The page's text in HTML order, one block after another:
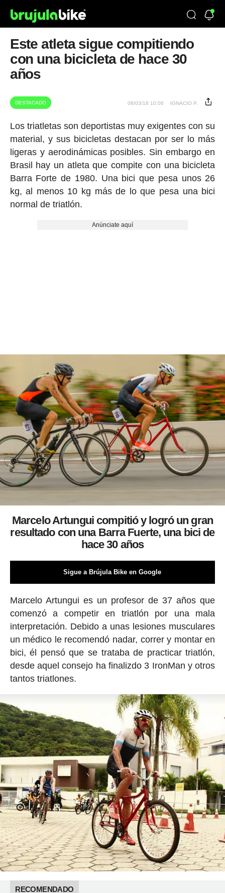
Este atleta sigue compitiendo
con una bicicleta de hace 30
años
DESTACADO 08/03/18 10:06 IGNACIO P.
Los triatletas son deportistas muy exigentes con su
material, y sus bicicletas destacan por ser lo más
ligeras y aerodinámicas posibles. Sin embargo en
Brasil hay un atleta que compite con una bicicleta
Barra Forte de 1980. Una bici que pesa unos 26
kg, al menos 10 kg más de lo que pesa una bici
normal de triatlón.
Anúnciate aquí
Marcelo Artungui compitió y logró un gran
resultado con una Barra Fuerte, una bici de
hace 30 años
Sigue a Brújula Bike en Google
Marcelo Artungui es un profesor de 37 años que
comenzó a competir en triatlón por una mala
interpretación. Debido a unas lesiones musculares
un médico le recomendó nadar, correr y montar en
bici, él pensó que se trataba de practicar triatlón,
desde aquel consejo ha finalizdo 3 IronMan y otros
tantos triatlones.
RECOMENDADO